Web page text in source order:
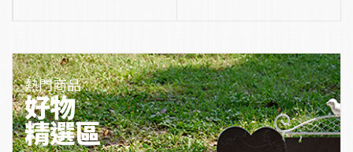
熱門商品
好物
精選區